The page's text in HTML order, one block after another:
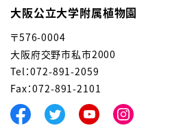
大阪公立大学附属植物園
〒576-0004
大阪府交野市私市2000
Tel：072-891-2059
Fax：072-891-2101